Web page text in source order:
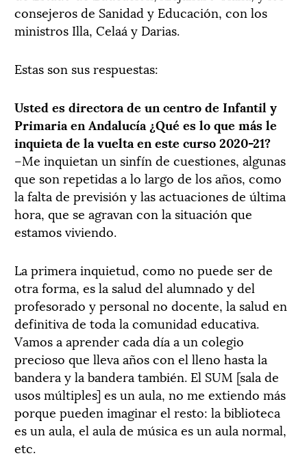
consejeros de Sanidad y Educación, con los
ministros Illa, Celaá y Darias.
Estas son sus respuestas:
Usted es directora de un centro de Infantil y
Primaria en Andalucía ¿Qué es lo que más le
inquieta de la vuelta en este curso 2020-21?
–Me inquietan un sinfín de cuestiones, algunas
que son repetidas a lo largo de los años, como
la falta de previsión y las actuaciones de última
hora, que se agravan con la situación que
estamos viviendo.
La primera inquietud, como no puede ser de
otra forma, es la salud del alumnado y del
profesorado y personal no docente, la salud en
definitiva de toda la comunidad educativa.
Vamos a aprender cada día a un colegio
precioso que lleva años con el lleno hasta la
bandera y la bandera también. El SUM [sala de
usos múltiples] es un aula, no me extiendo más
porque pueden imaginar el resto: la biblioteca
es un aula, el aula de música es un aula normal,
etc.